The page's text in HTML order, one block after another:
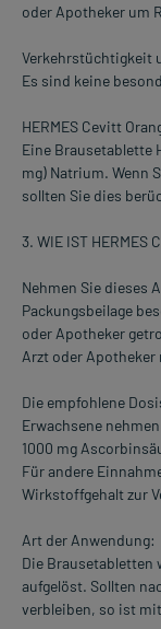
oder Apotheker um
Verkehrstüchtigkeit
Es sind keine
HERMES Cevitt
Eine Brausetablette
mg) Natrium. Wenn
sollten Sie dies
3. WIE IST HERMES
Nehmen Sie dieses
Packungsbeilage
oder Apotheker
Arzt oder
Die empfohlene
Erwachsene
1000 mg
Für andere
Wirkstoffgehalt zur
Art der Anwendung:
Die Brausetabletten
aufgelöst. Sollten
verbleiben, so ist